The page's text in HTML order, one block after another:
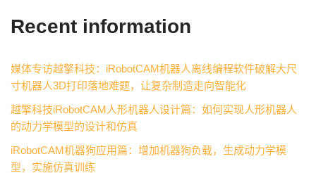
Recent information
媒体专访越擎科技：iRobotCAM机器人离线编程软件破解大尺
寸机器人3D打印落地难题，让复杂制造走向智能化
越擎科技iRobotCAM人形机器人设计篇：如何实现人形机器人
的动力学模型的设计和仿真
iRobotCAM机器狗应用篇：增加机器狗负载，生成动力学模
型，实施仿真训练